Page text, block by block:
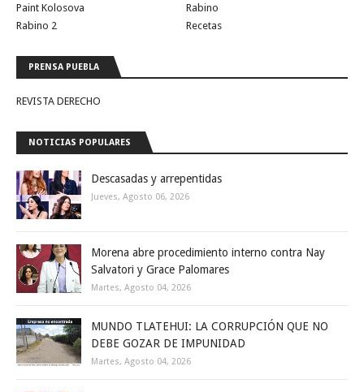
Paint Kolosova
Rabino
Rabino 2
Recetas
PRENSA PUEBLA
REVISTA DERECHO
NOTICIAS POPULARES
Descasadas y arrepentidas
Jueves, Agosto 06, 2026
Morena abre procedimiento interno contra Nay
Salvatori y Grace Palomares
Martes, Agosto 04, 2026
MUNDO TLATEHUI: LA CORRUPCIÓN QUE NO
DEBE GOZAR DE IMPUNIDAD
Martes, Agosto 04, 2026